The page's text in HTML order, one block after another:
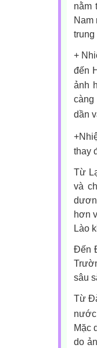
nằm
Nam
trung
+
đến
ảnh
dần
thay
Từ
và
hơn
Lào
Đến
sâu
Từ
Mặc
do